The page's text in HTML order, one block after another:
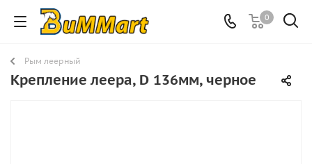
0
Рым леерный
Крепление леера, D 136мм, черное